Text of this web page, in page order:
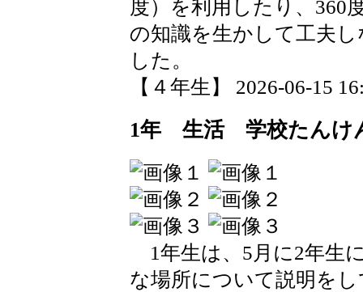
度）を利用したり、360
の知識を生かして工夫
した。
【４年生】 2026-06-15
1年 生活 学校たんけ
1年生は、5月に2年生
な場所について説明を